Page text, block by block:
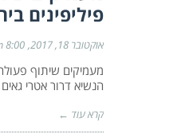
פיליפינים
אוקטובר 18, 2017 8:00 am
הנשיא דרור אטרי
קרא עוד ←